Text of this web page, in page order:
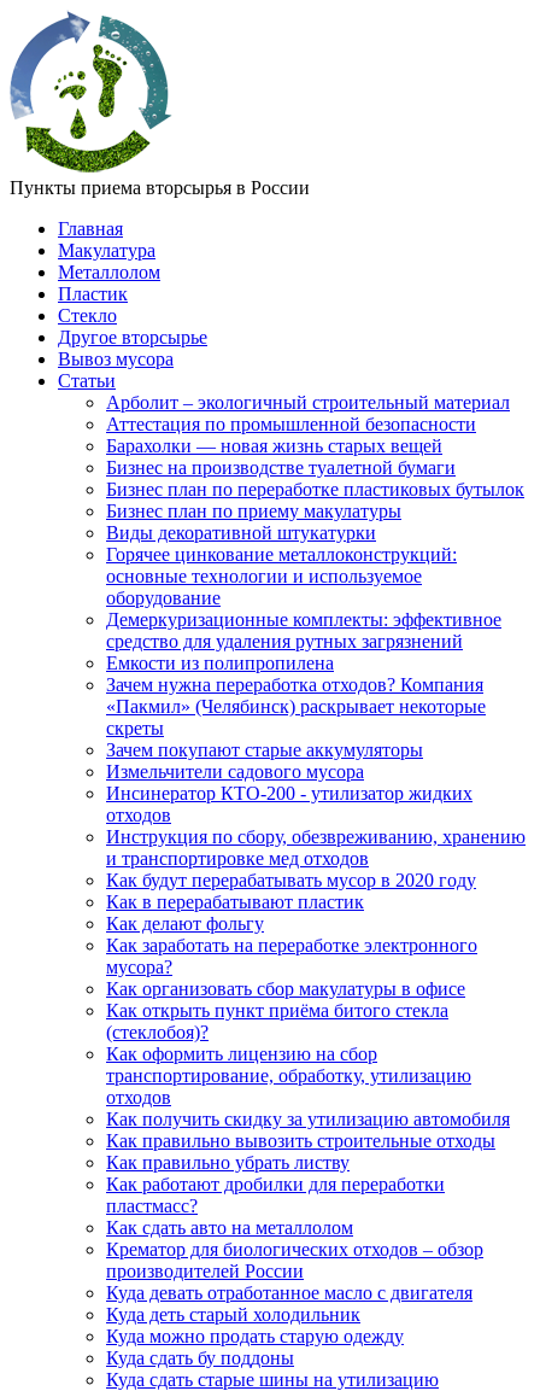
Пункты приема вторсырья в России
Главная
Макулатура
Металлолом
Пластик
Стекло
Другое вторсырье
Вывоз мусора
Статьи
Арболит – экологичный строительный материал
Аттестация по промышленной безопасности
Барахолки — новая жизнь старых вещей
Бизнес на производстве туалетной бумаги
Бизнес план по переработке пластиковых бутылок
Бизнес план по приему макулатуры
Виды декоративной штукатурки
Горячее цинкование металлоконструкций:
основные технологии и используемое
оборудование
Демеркуризационные комплекты: эффективное
средство для удаления рутных загрязнений
Емкости из полипропилена
Зачем нужна переработка отходов? Компания
«Пакмил» (Челябинск) раскрывает некоторые
скреты
Зачем покупают старые аккумуляторы
Измельчители садового мусора
Инсинератор КТО-200 - утилизатор жидких
отходов
Инструкция по сбору, обезвреживанию, хранению
и транспортировке мед отходов
Как будут перерабатывать мусор в 2020 году
Как в перерабатывают пластик
Как делают фольгу
Как заработать на переработке электронного
мусора?
Как организовать сбор макулатуры в офисе
Как открыть пункт приёма битого стекла
(стеклобоя)?
Как оформить лицензию на сбор
транспортирование, обработку, утилизацию
отходов
Как получить скидку за утилизацию автомобиля
Как правильно вывозить строительные отходы
Как правильно убрать листву
Как работают дробилки для переработки
пластмасс?
Как сдать авто на металлолом
Крематор для биологических отходов – обзор
производителей России
Куда девать отработанное масло с двигателя
Куда деть старый холодильник
Куда можно продать старую одежду
Куда сдать бу поддоны
Куда сдать старые шины на утилизацию